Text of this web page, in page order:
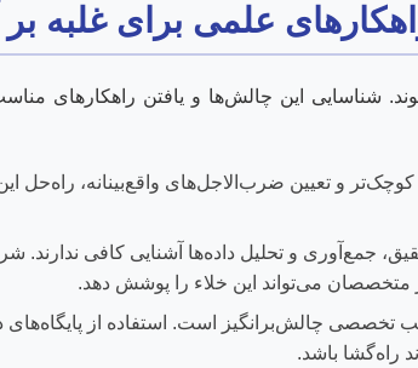
علمی برای غلبه بر
شناسایی این چالش‌ها و یافتن راهکارهای
و تعیین ضرب‌الاجل‌های واقع‌بینانه، راه‌حل
جمع‌آوری و تحلیل داده‌ها آشنایی کافی ندارند.
می‌تواند این خلاء را پوشش دهد.
تخصصی چالش‌برانگیز است. استفاده از پایگاه‌های
راه‌گشا باشد.